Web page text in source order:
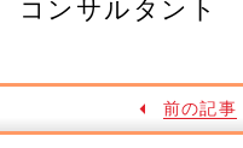
コンサルタン
前の記事